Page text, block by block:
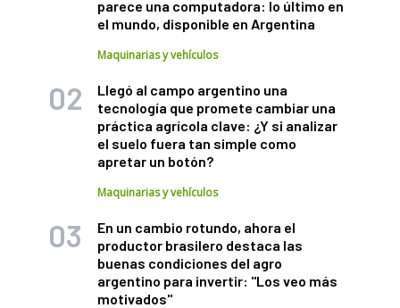
parece una computadora: lo último en
el mundo, disponible en Argentina
Maquinarias y vehículos
Llegó al campo argentino una
tecnología que promete cambiar una
práctica agrícola clave: ¿Y si analizar
el suelo fuera tan simple como
apretar un botón?
Maquinarias y vehículos
En un cambio rotundo, ahora el
productor brasilero destaca las
buenas condiciones del agro
argentino para invertir: "Los veo más
motivados"